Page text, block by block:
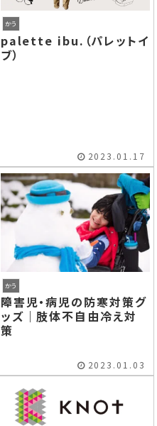
かう
palette ibu.（パレットイ
ブ）
2023.01.17
かう
障害児・病児の防寒対策グ
ッズ｜肢体不自由冷え対
策
2023.01.03